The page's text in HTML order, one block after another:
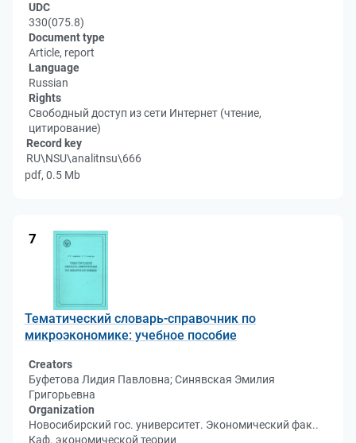
UDC
330(075.8)
Document type
Article, report
Language
Russian
Rights
Свободный доступ из сети Интернет (чтение,
цитирование)
Record key
RU\NSU\analitnsu\666
pdf, 0.5 Mb
7
Тематический словарь-справочник по
микроэкономике: учебное пособие
Creators
Буфетова Лидия Павловна; Синявская Эмилия
Григорьевна
Organization
Новосибирский гос. университет. Экономический фак..
Каф. экономической теории